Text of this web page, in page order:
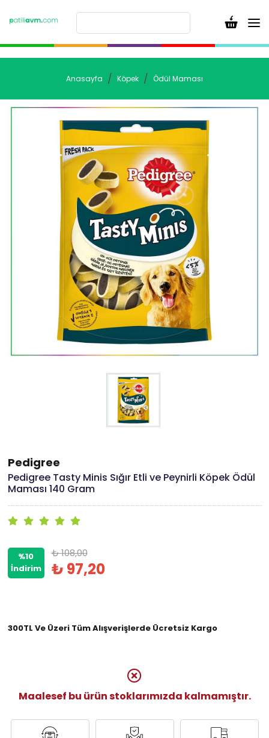
Anasayfa Köpek Ödül Maması
Pedigree
Pedigree Tasty Minis Sığır Etli ve Peynirli Köpek Ödül
Maması 140 Gram
%10
İndirim
₺ 108,00
₺ 97,20
300TL Ve Üzeri Tüm Alışverişlerde Ücretsiz Kargo
Maalesef bu ürün stoklarımızda kalmamıştır.